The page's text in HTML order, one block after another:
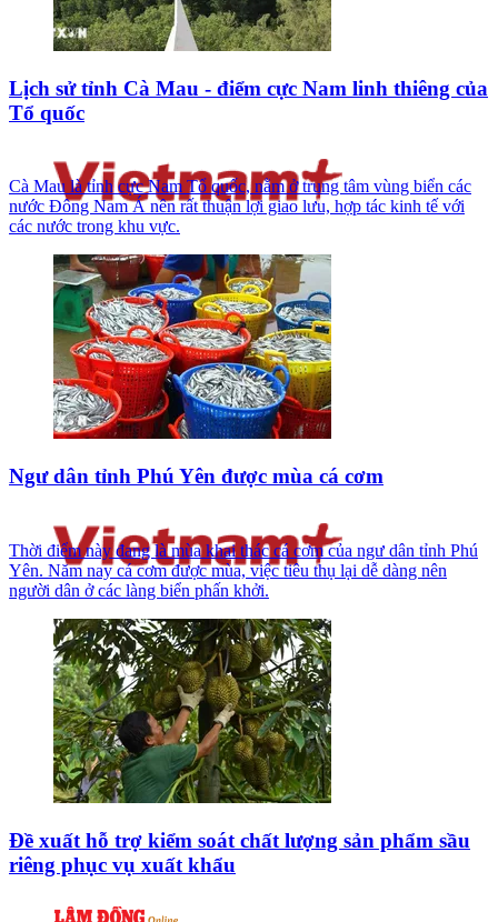
Lịch sử tỉnh Cà Mau - điểm cực Nam linh thiêng của
Tổ quốc
Cà Mau là tỉnh cực Nam Tổ quốc, nằm ở trung tâm vùng biển các
nước Đông Nam Á nên rất thuận lợi giao lưu, hợp tác kinh tế với
các nước trong khu vực.
Ngư dân tỉnh Phú Yên được mùa cá cơm
Thời điểm này đang là mùa khai thác cá cơm của ngư dân tỉnh Phú
Yên. Năm nay cá cơm được mùa, việc tiêu thụ lại dễ dàng nên
người dân ở các làng biển phấn khởi.
Đề xuất hỗ trợ kiểm soát chất lượng sản phẩm sầu
riêng phục vụ xuất khẩu